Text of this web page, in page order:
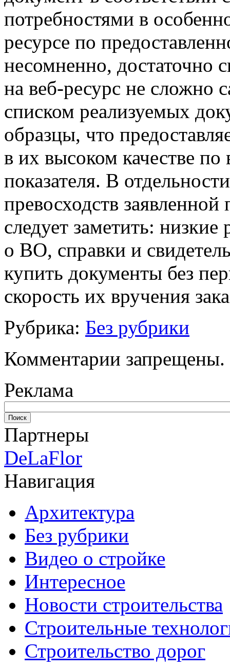
потребностями в
ресурсе по
несомненно, достаточно
на веб-ресурс не сложно
списком реализуемых
образцы, что
в их высоком качестве
показателя. В
превосходств
следует заметить:
о ВО, справки и
купить документы без
скорость их вручения
Рубрика: Без рубрики
Комментарии запрещены.
Реклама
Партнеры
DeLaFlor
Навигация
Архитектура
Без рубрики
Видео о стройке
Интересное
Новости строительства
Строительные
Строительство дорог